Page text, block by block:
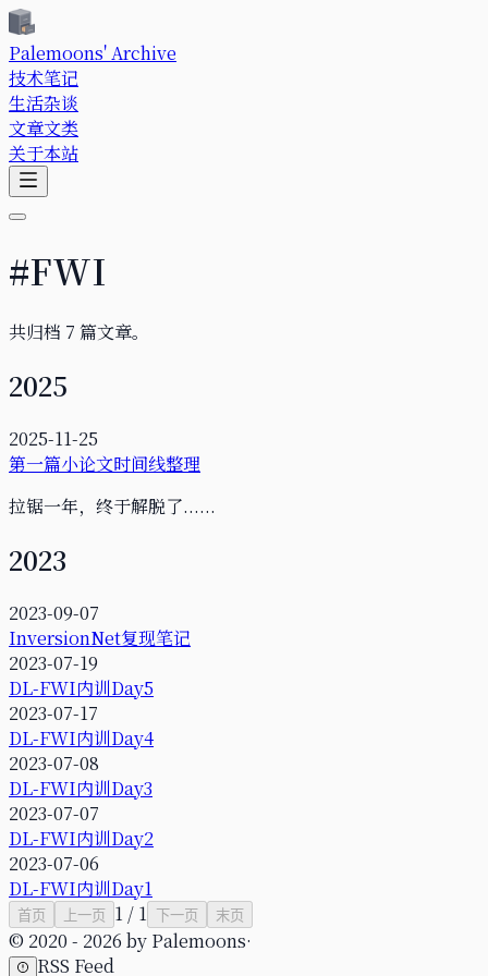
Palemoons' Archive
技术笔记
生活杂谈
文章文类
关于本站
#FWI
共归档 7 篇文章。
2025
2025-11-25
第一篇小论文时间线整理
拉锯一年，终于解脱了......
2023
2023-09-07
InversionNet复现笔记
2023-07-19
DL-FWI内训Day5
2023-07-17
DL-FWI内训Day4
2023-07-08
DL-FWI内训Day3
2023-07-07
DL-FWI内训Day2
2023-07-06
DL-FWI内训Day1
首页 上一页 1 / 1 下一页 末页
© 2020 - 2026 by Palemoons·
RSS Feed